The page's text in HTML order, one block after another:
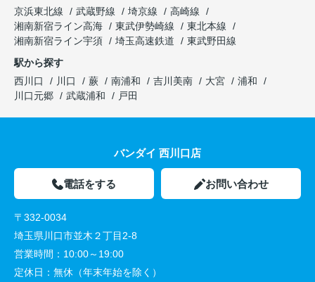
京浜東北線
武蔵野線 埼京線
高崎線
湘南新宿ライン高海
東武伊勢崎線
東北本線
湘南新宿ライン宇須
埼玉高速鉄道
東武野田線
駅から探す
西川口
川口 蕨 南浦和 吉川美南 大宮
浦和
川口元郷
武蔵浦和 戸田
バンダイ 西川口店
電話をする お問い合わせ
〒332-0034
埼玉県川口市並木２丁目2-8
営業時間： 10:00～19:00
定休日： 無休（年末年始を除く）